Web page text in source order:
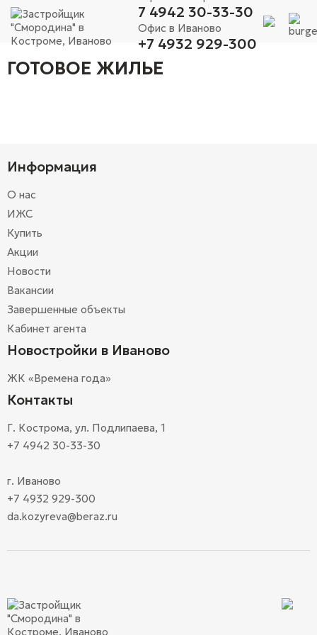
7 4942 30-33-30
Офис в Иваново
+7 4932 929-300
ГОТОВОЕ ЖИЛЬЕ
Информация
О нас
ИЖС
Купить
Акции
Новости
Вакансии
Завершенные объекты
Кабинет агента
Новостройки в Иваново
ЖК «Времена года»
Контакты
Г. Кострома, ул. Подлипаева, 1
+7 4942 30-33-30
г. Иваново
+7 4932 929-300
da.kozyreva@beraz.ru